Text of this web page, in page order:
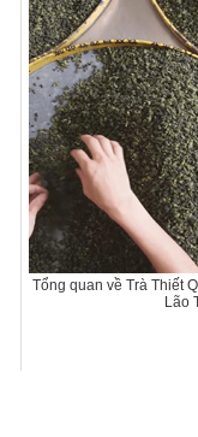
Tổng quan về Trà Thiết
Lão